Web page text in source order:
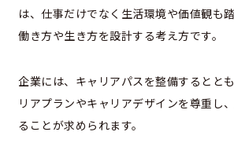
は、仕事だけでなく生活環境や価値観も
働き方や生き方を設計する考え方です。
企業には、キャリアパスを整備するとと
リアプランやキャリアデザインを尊重し
ることが求められます。